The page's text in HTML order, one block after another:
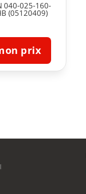
040-025-160-
(05120409)
prix